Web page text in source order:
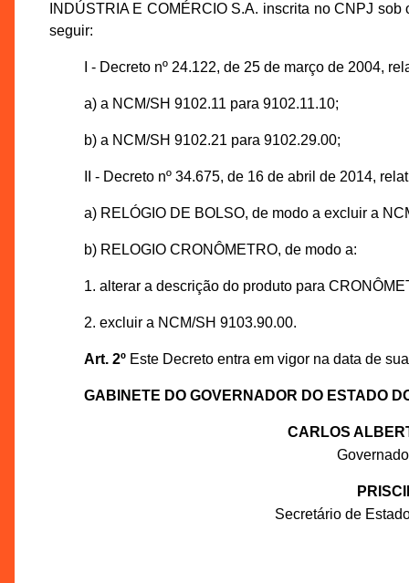
INDÚSTRIA E COMÉRCIO S.A. inscrita no CNPJ
seguir:
I - Decreto nº 24.122, de 25 de março de 2004,
a) a NCM/SH 9102.11 para 9102.11.10;
b) a NCM/SH 9102.21 para 9102.29.00;
II - Decreto nº 34.675, de 16 de abril de 2014,
a) RELÓGIO DE BOLSO, de modo a excluir a
b) RELOGIO CRONÔMETRO, de modo a:
1. alterar a descrição do produto para
2. excluir a NCM/SH 9103.90.00.
Art. 2ºEste Decreto entra em vigor na data de
GABINETE DO GOVERNADOR DO ESTADO
CARLOS
Secretário de